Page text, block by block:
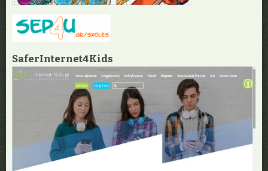
SaferInternet4Kids